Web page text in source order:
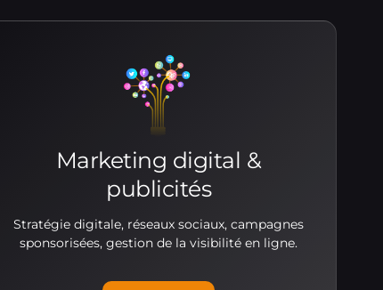
Marketing digital &
publicités
Stratégie digitale, réseaux sociaux, campagnes
sponsorisées, gestion de la visibilité en ligne.